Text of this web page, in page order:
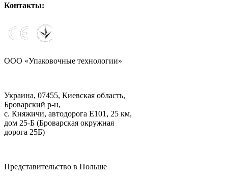
Контакты:
ООО «Упаковочные технологии»
Украина, 07455, Киевская область,
Броварский р-н,
с. Княжичи, автодорога Е101, 25 км,
дом 25-Б (Броварская окружная
дорога 25Б)
Представительство в Польше